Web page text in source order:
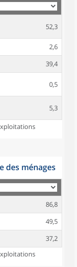
52,3
2,6
39,4
0,5
5,3
des ménages
86,8
49,5
37,2